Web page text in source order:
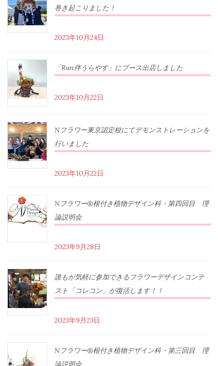
巻き起こりました！
2023年10月24日
「Run伴うらやす」にブース出店しました
2023年10月22日
Nフラワー東京認定校にてデモンストレーションを
行いました
2023年10月22日
Nフラワー®根付き植物デザイン科・第四回目 理
論説明会
2023年9月28日
誰もが気軽に参加できるフラワーデザインコンテ
スト「コレコン」が復活します！！
2023年9月23日
Nフラワー®根付き植物デザイン科・第三回目 理
論説明会